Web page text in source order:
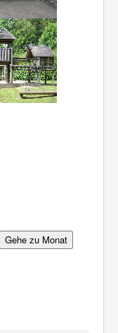
Gehe zu Monat